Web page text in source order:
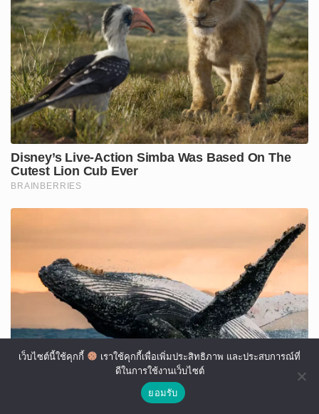
เว็บไซต์นี้ใช้คุกกี้
เราใช้คุกกี้เพื่อเพิ่มประสิทธิภาพ และประสบการณ์ที่
ดีในการใช้งานเว็บไซต์
ยอมรับ